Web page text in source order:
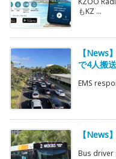
もKZ ...
【News
で4人搬送
EMS
【News
Bus driver